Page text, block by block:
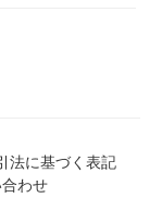
法に基づく表記
わせ